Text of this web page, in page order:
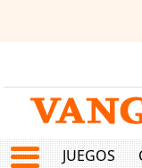
JUEGOS